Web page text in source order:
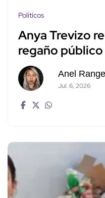
Políticos
Anya Trevizo
regaño
Anel Rangel
Jul. 6, 2026